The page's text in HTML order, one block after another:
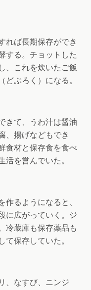
れば長期保存ができ
する。チョットした
、これを炊いたご飯
ぶろく）になる。
きて、うわ汁は醤油
、揚げなどもでき
食材と保存食を食べ
活を営んでいた。
るようになると、
に広がっていく。ジ
冷蔵庫も保存薬品も
て保存していた。
、なすび、ニンジ